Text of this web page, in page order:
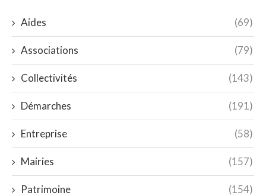
Aides (69)
Associations (79)
Collectivités (143)
Démarches (191)
Entreprise (58)
Mairies (157)
Patrimoine (154)